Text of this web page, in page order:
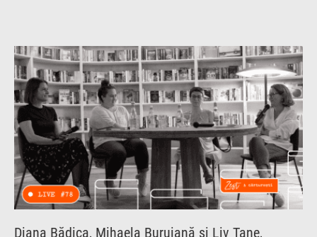
Diana Bădica, Mihaela Buruiană și Liv Tane,